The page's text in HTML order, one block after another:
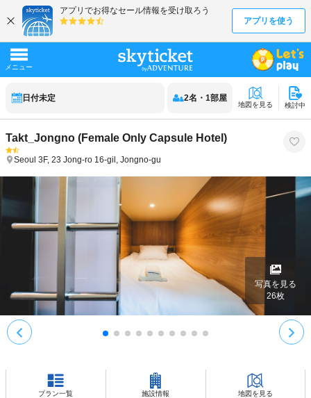
日付未定 2名 ・ 1部屋
地図を見る 検討中
Takt_Jongno (Female Only Capsule Hotel)
Seoul 3F, 23 Jong-ro 16-gil, Jongno-gu
写真を見る
26枚
プラン一覧 施設情報 地図を見る